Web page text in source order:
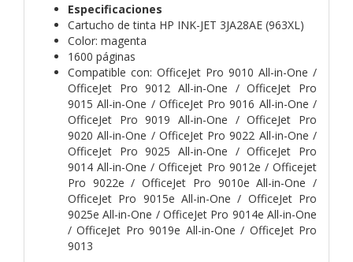
Especificaciones
Cartucho de tinta HP INK-JET 3JA28AE (963XL)
Color: magenta
1600 páginas
Compatible con: OfficeJet Pro 9010 All-in-One /
OfficeJet Pro 9012 All-in-One / OfficeJet Pro
9015 All-in-One / OfficeJet Pro 9016 All-in-One /
OfficeJet Pro 9019 All-in-One / OfficeJet Pro
9020 All-in-One / OfficeJet Pro 9022 All-in-One /
OfficeJet Pro 9025 All-in-One / OfficeJet Pro
9014 All-in-One / Officejet Pro 9012e / Officejet
Pro 9022e / OfficeJet Pro 9010e All-in-One /
OfficeJet Pro 9015e All-in-One / OfficeJet Pro
9025e All-in-One / OfficeJet Pro 9014e All-in-One
/ OfficeJet Pro 9019e All-in-One / OfficeJet Pro
9013